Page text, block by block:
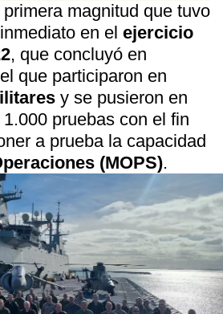
magnitud que tuvo
en el ejercicio
, que concluyó en
que participaron en
y se pusieron en
pruebas con el fin
a prueba la capacidad
(MOPS).